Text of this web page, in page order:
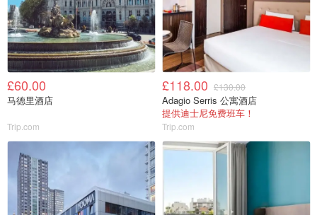
£60.00
马德里酒店
Trip.com
£118.00 £130.00
Adagio Serris 公寓酒店
提供迪士尼免费班车！
Trip.com